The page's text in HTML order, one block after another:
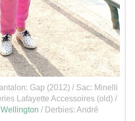
Gap (2012) / Sac: Minelli
Lafayette Accessoires (old) /
/ Derbies: André